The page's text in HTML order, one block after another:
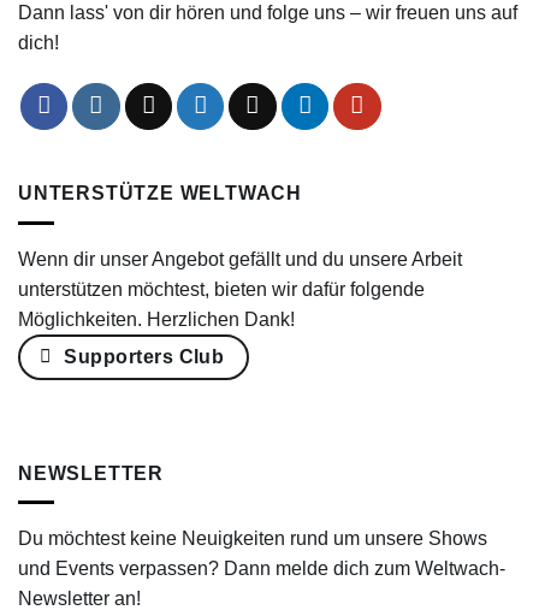
Dann lass' von dir hören und folge uns – wir freuen uns auf
dich!
UNTERSTÜTZE WELTWACH
Wenn dir unser Angebot gefällt und du unsere Arbeit
unterstützen möchtest, bieten wir dafür folgende
Möglichkeiten. Herzlichen Dank!
Supporters Club
NEWSLETTER
Du möchtest keine Neuigkeiten rund um unsere Shows
und Events verpassen? Dann melde dich zum Weltwach-
Newsletter an!